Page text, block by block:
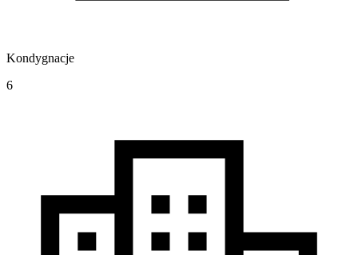
Kondygnacje
6